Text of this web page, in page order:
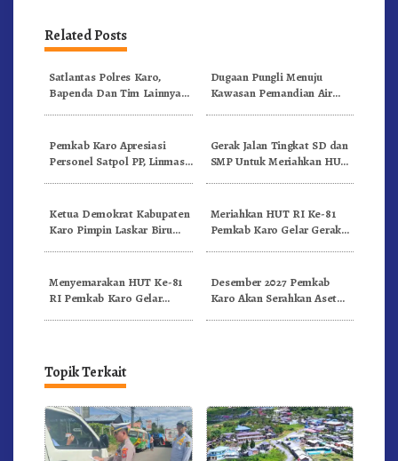
Related Posts
Satlantas Polres Karo,
Bapenda Dan Tim Lainnya
Dugaan Pungli Menuju
Kawasan Pemandian Air
Pemkab Karo Apresiasi
Personel Satpol PP, Linmas,
Gerak Jalan Tingkat SD dan
SMP Untuk Meriahkan HUT
Ketua Demokrat Kabupaten
Karo Pimpin Laskar Biru
Meriahkan HUT RI Ke-81
Pemkab Karo Gelar Gerak
Menyemarakan HUT Ke-81
RI Pemkab Karo Gelar
Desember 2027 Pemkab
Karo Akan Serahkan Aset
Topik Terkait